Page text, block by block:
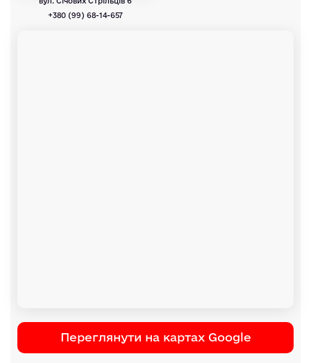
+380 (99) 68-14-657
Переглянути на картах Google